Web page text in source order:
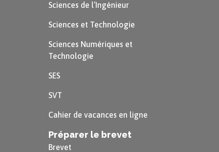
Sciences de l’Ingénieur
Sciences et Technologie
Sciences Numériques et
Technologie
SES
SVT
Cahier de vacances en ligne
Préparer le brevet
Brevet